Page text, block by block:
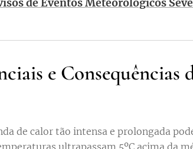
de Eventos Meteorológicos
e Consequências
de calor tão intensa e prolongada